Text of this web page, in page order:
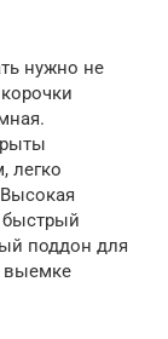
нужно не
легко
быстрый
поддон для
выемке